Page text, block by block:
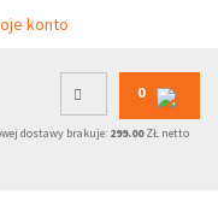
konto
0
dostawy brakuje: 299.00ZŁ netto